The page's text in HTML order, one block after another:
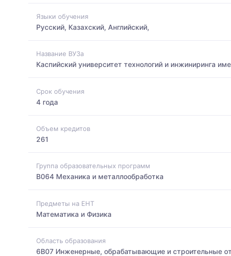
Языки обучения
Русский, Казахский, Английский,
Название ВУЗа
Каспийский университет технологий и инжиниринга
Срок обучения
4 года
Объем кредитов
261
Группа образовательных программ
B064 Механика и металлообработка
Предметы на ЕНТ
Математика и Физика
Область образования
6B07 Инженерные, обрабатывающие и строительные